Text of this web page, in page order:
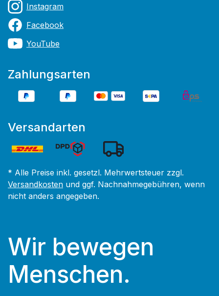
Instagram
Facebook
YouTube
Zahlungsarten
Versandarten
* Alle Preise inkl. gesetzl. Mehrwertsteuer zzgl.
Versandkosten und ggf. Nachnahmegebühren, wenn
nicht anders angegeben.
Wir bewegen
Menschen.